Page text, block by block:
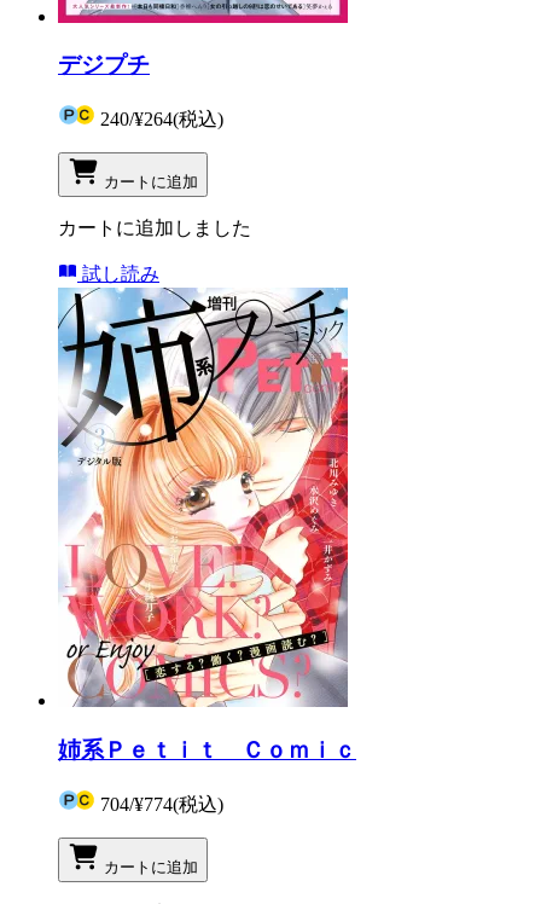
デジプチ
240/¥264(税込)
カートに追加
カートに追加しました
試し読み
姉系Ｐｅｔｉｔ Ｃｏｍｉｃ
704/¥774(税込)
カートに追加